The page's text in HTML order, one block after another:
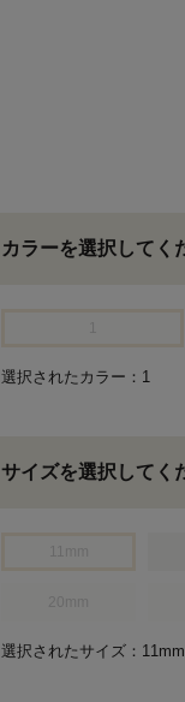
カラーを選択してく
選択されたカラー：1
サイズを選択してく
選択されたサイズ：11mm